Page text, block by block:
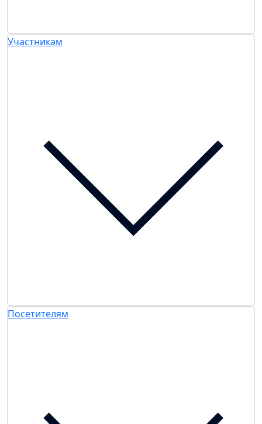
Участникам
Посетителям